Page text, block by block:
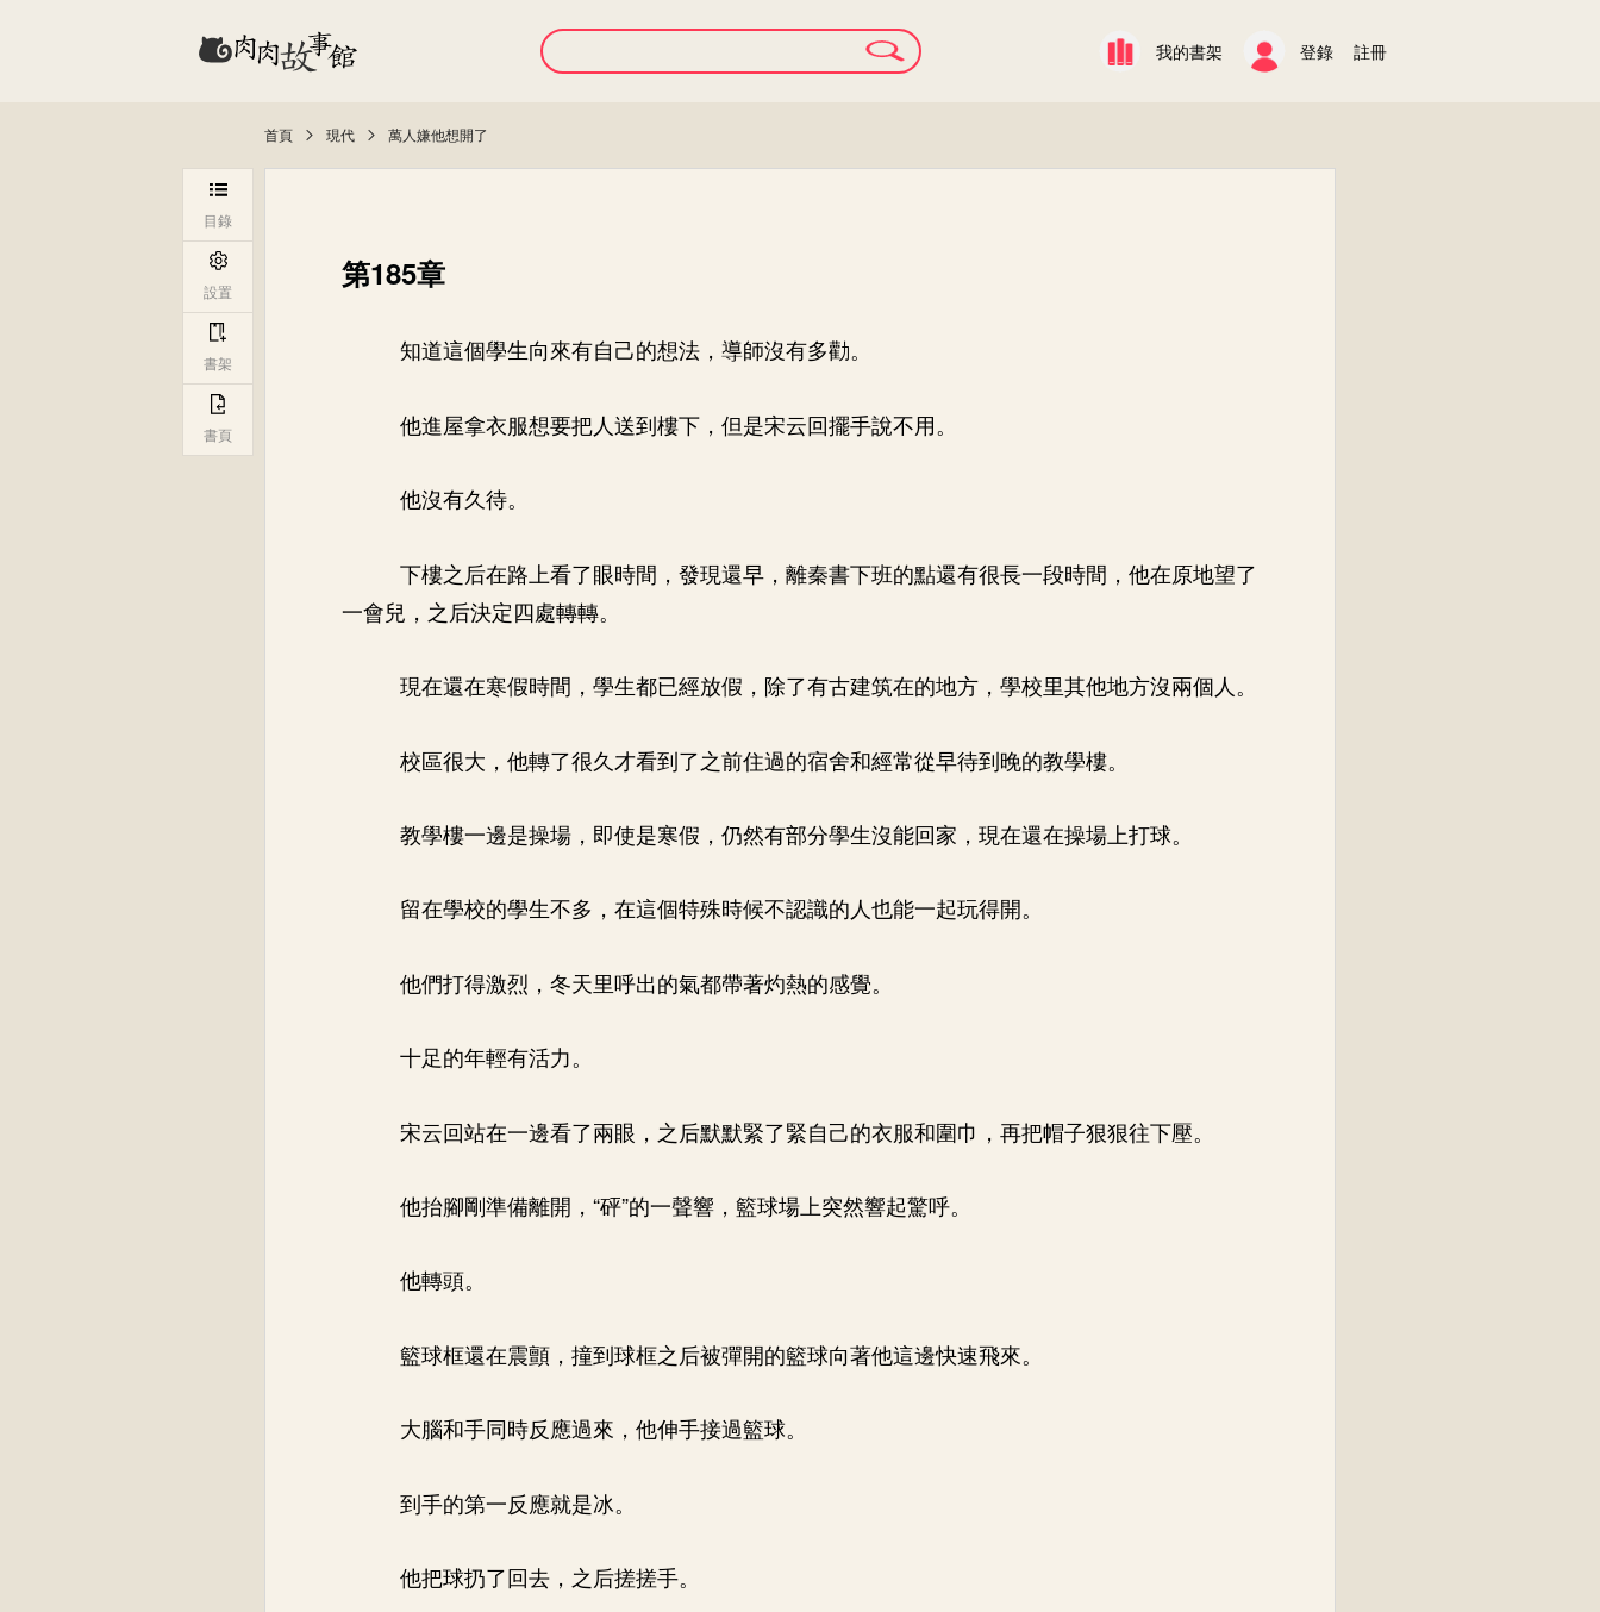
我的書架 登錄 註冊
首頁 現代 萬人嫌他想開了
目錄
設置
書架
書頁
第185章
知道這個學生向來有自己的想法，導師沒有多勸。
他進屋拿衣服想要把人送到樓下，但是宋云回擺手說不用。
他沒有久待。
下樓之后在路上看了眼時間，發現還早，離秦書下班的點還有很長一段時間，他在原地望了
一會兒，之后決定四處轉轉。
現在還在寒假時間，學生都已經放假，除了有古建筑在的地方，學校里其他地方沒兩個人。
校區很大，他轉了很久才看到了之前住過的宿舍和經常從早待到晚的教學樓。
教學樓一邊是操場，即使是寒假，仍然有部分學生沒能回家，現在還在操場上打球。
留在學校的學生不多，在這個特殊時候不認識的人也能一起玩得開。
他們打得激烈，冬天里呼出的氣都帶著灼熱的感覺。
十足的年輕有活力。
宋云回站在一邊看了兩眼，之后默默緊了緊自己的衣服和圍巾，再把帽子狠狠往下壓。
他抬腳剛準備離開，“砰”的一聲響，籃球場上突然響起驚呼。
他轉頭。
籃球框還在震顫，撞到球框之后被彈開的籃球向著他這邊快速飛來。
大腦和手同時反應過來，他伸手接過籃球。
到手的第一反應就是冰。
他把球扔了回去，之后搓搓手。